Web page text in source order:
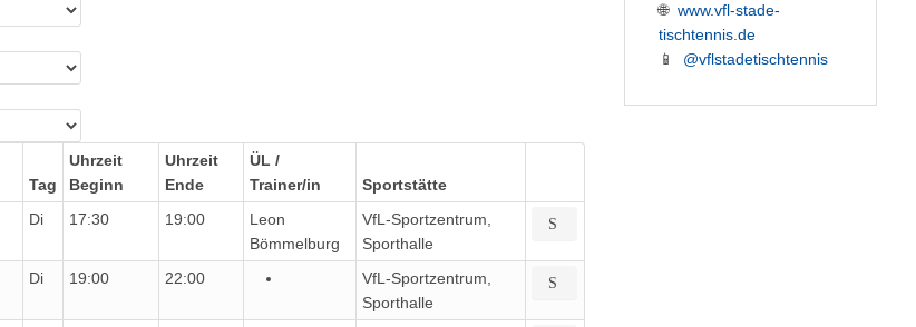
Tag
Uhrzeit
Beginn
Uhrzeit
Ende
ÜL /
Trainer/in
Sportstätte
Di 17:30 19:00
Leon
Bömmelburg
VfL-Sportzentrum,
Sporthalle
Di 19:00 22:00
VfL-Sportzentrum,
Sporthalle
🌐www.vfl-stade-
tischtennis.de
📱 @vflstadetischtennis